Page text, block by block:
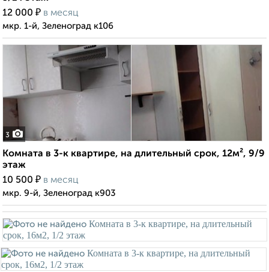
12 000 ₽ в месяц
мкр. 1-й, Зеленоград к106
3
Комната в 3-к квартире, на длительный срок, 12м², 9/9
этаж
10 500 ₽ в месяц
мкр. 9-й, Зеленоград к903